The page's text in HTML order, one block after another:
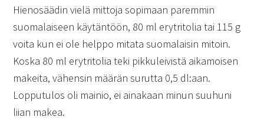
Hienosäädin vielä mittoja sopimaan paremmin
suomalaiseen käytäntöön, 80 ml erytritolia tai 115 g
voita kun ei ole helppo mitata suomalaisin mitoin.
Koska 80 ml erytritolia teki pikkuleivistä aikamoisen
makeita, vähensin määrän surutta 0,5 dl:aan.
Lopputulos oli mainio, ei ainakaan minun suuhuni
liian makea.